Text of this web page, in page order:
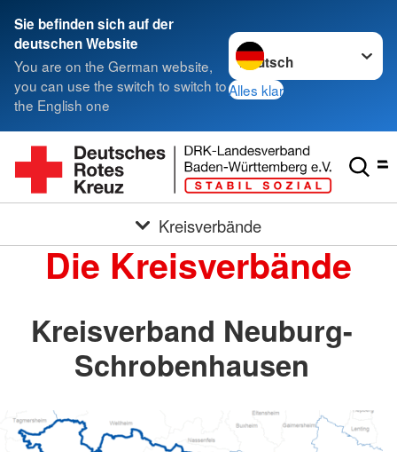
Sie befinden sich auf der
deutschen Website
You are on the German website,
you can use the switch to switch to
the English one
Sprache wechseln zu
Alles klar
Kreisverbände
Die Kreisverbände
Kreisverband Neuburg-
Schrobenhausen